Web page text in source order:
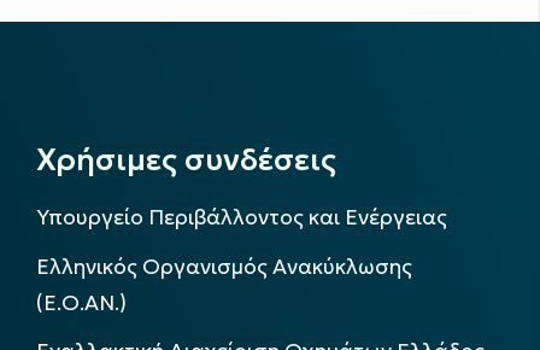
Χρήσιμες συνδέσεις
Υπουργείο Περιβάλλοντος και Ενέργειας
Ελληνικός Οργανισμός Ανακύκλωσης
(Ε.Ο.ΑΝ.)